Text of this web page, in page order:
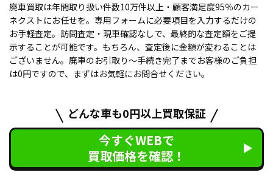
廃車買取は年間取り扱い件数10万件以上・顧客満足度95％のカー
ネクストにお任せを。専用フォームに必要項目を入力するだけの
お手軽査定。訪問査定・現車確認なしで、最終的な査定額をご提
示することが可能です。もちろん、査定後に金額が変わることは
ございません。廃車のお引取り〜手続き完了までお客様のご負担
は0円ですので、まずはお気軽にお問合せください。
どんな車も0円以上買取保証
今すぐWEBで
買取価格を確認！